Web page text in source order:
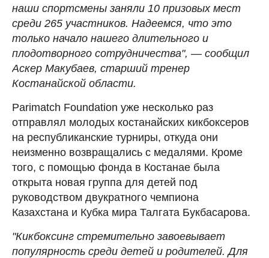
наши спортсмены заняли 10 призовых мест
среди 265 участников. Надеемся, что это
только начало нашего длительного и
плодотворного сотрудничества", — сообщил
Аскер Макубаев, старший тренер
Костанайской области.
Parimatch Foundation уже несколько раз
отправлял молодых костанайских кикбоксеров
на республиканские турниры, откуда они
неизменно возвращались с медалями. Кроме
того, с помощью фонда в Костанае была
открыта новая группа для детей под
руководством двукратного чемпиона
Казахстана и Кубка мира Талгата Букбасарова.
"Кикбоксинг стремительно завоевывает
популярность среди детей и родителей. Для